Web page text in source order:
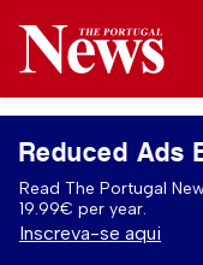
Reduced Ads
Read The Portugal
19.99€ per year.
Inscreva-se aqui